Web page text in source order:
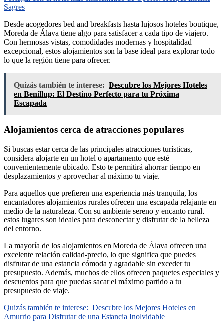
Sagres
Desde acogedores bed and breakfasts hasta lujosos hoteles boutique,
Moreda de Álava tiene algo para satisfacer a cada tipo de viajero.
Con hermosas vistas, comodidades modernas y hospitalidad
excepcional, estos alojamientos son la base ideal para explorar todo
lo que la región tiene para ofrecer.
Quizás también te interese: Descubre los Mejores Hoteles
en Benillup: El Destino Perfecto para tu Próxima
Escapada
Alojamientos cerca de atracciones populares
Si buscas estar cerca de las principales atracciones turísticas,
considera alojarte en un hotel o apartamento que esté
convenientemente ubicado. Esto te permitirá ahorrar tiempo en
desplazamientos y aprovechar al máximo tu viaje.
Para aquellos que prefieren una experiencia más tranquila, los
encantadores alojamientos rurales ofrecen una escapada relajante en
medio de la naturaleza. Con su ambiente sereno y encanto rural,
estos lugares son ideales para desconectar y disfrutar de la belleza
del entorno.
La mayoría de los alojamientos en Moreda de Álava ofrecen una
excelente relación calidad-precio, lo que significa que puedes
disfrutar de una estancia cómoda y agradable sin exceder tu
presupuesto. Además, muchos de ellos ofrecen paquetes especiales y
descuentos para que puedas sacar el máximo partido a tu
presupuesto de viaje.
Quizás también te interese: Descubre los Mejores Hoteles en
Amurrio para Disfrutar de una Estancia Inolvidable